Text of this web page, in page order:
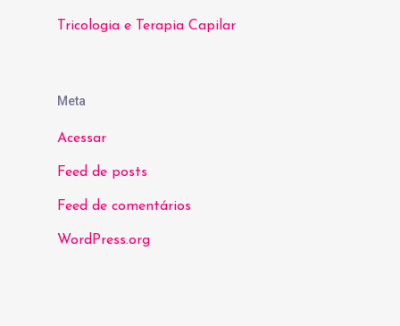
Tricologia e Terapia Capilar
Meta
Acessar
Feed de posts
Feed de comentários
WordPress.org